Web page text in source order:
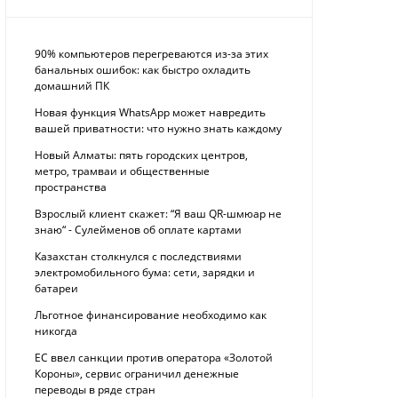
90% компьютеров перегреваются из-за этих
банальных ошибок: как быстро охладить
домашний ПК
Новая функция WhatsApp может навредить
вашей приватности: что нужно знать каждому
Новый Алматы: пять городских центров,
метро, трамваи и общественные
пространства
Взрослый клиент скажет: “Я ваш QR-шмюар не
знаю“ - Сулейменов об оплате картами
Казахстан столкнулся с последствиями
электромобильного бума: сети, зарядки и
батареи
Льготное финансирование необходимо как
никогда
ЕС ввел санкции против оператора «Золотой
Короны», сервис ограничил денежные
переводы в ряде стран